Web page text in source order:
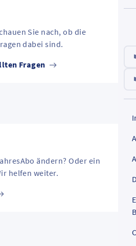
Sie nach, ob die
dabei sind.
Fragen
ändern? Oder ein
helfen weiter.